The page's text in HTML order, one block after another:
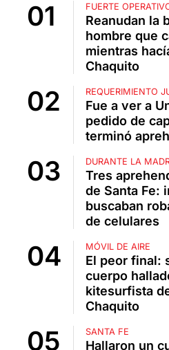
FUERTE
Reanudan la
hombre que
mientras
Chaquito
REQUERIMIENTO
Fue a ver a
pedido de
terminó
DURANTE LA
Tres
de Santa Fe:
buscaban
de celulares
MÓVIL DE AIRE
El peor final:
cuerpo
kitesurfista
Chaquito
SANTA FE
Hallaron un